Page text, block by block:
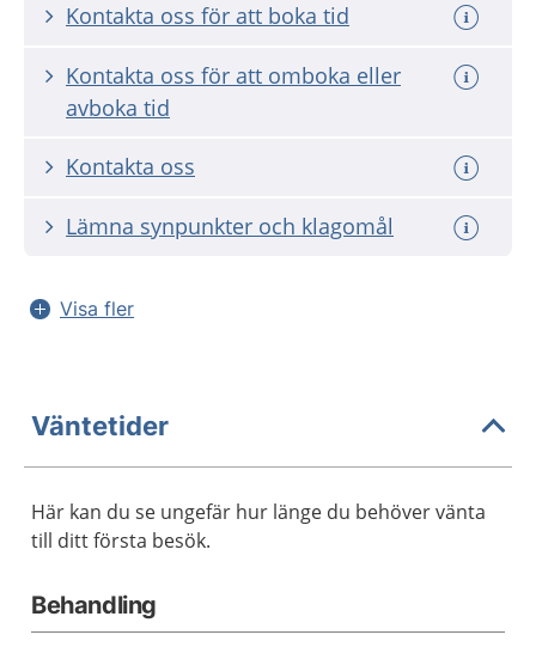
Kontakta oss för att boka tid
Kontakta oss för att omboka eller
avboka tid
Kontakta oss
Lämna synpunkter och klagomål
Visa fler
Väntetider
Här kan du se ungefär hur länge du behöver vänta
till ditt första besök.
Behandling